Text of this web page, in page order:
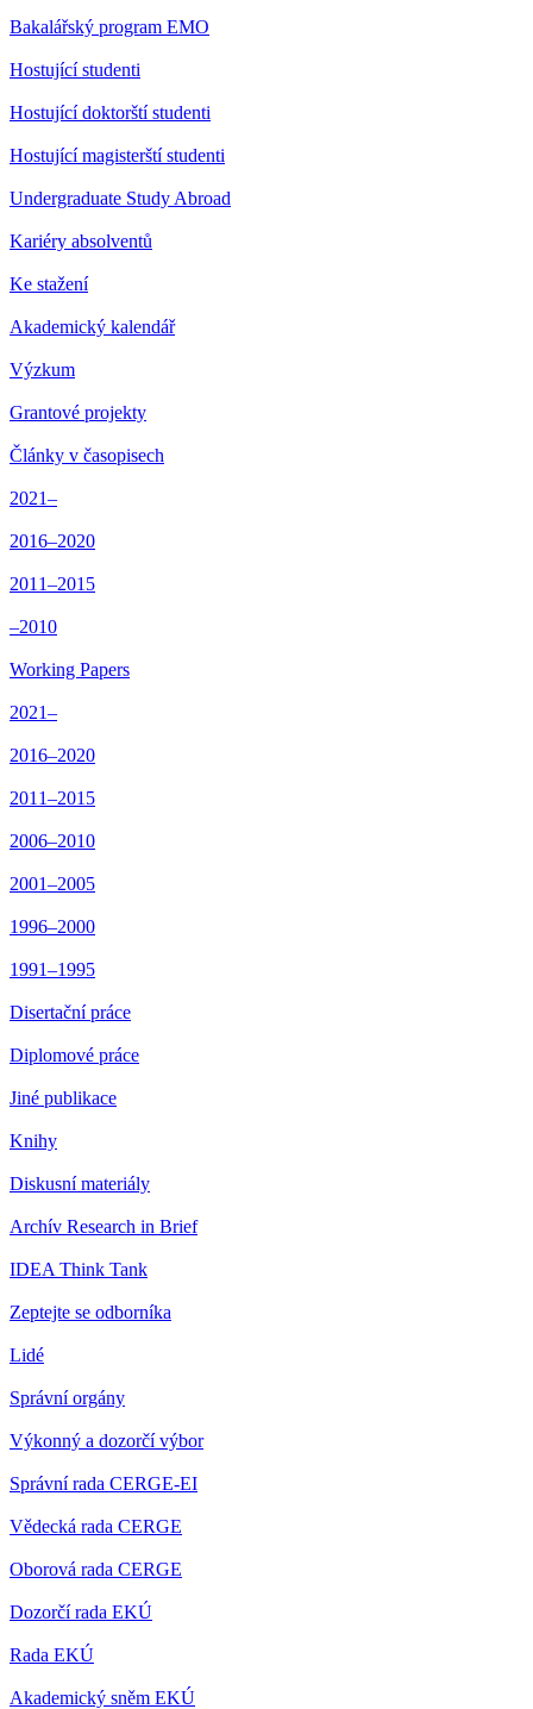
Bakalářský program EMO
Hostující studenti
Hostující doktorští studenti
Hostující magisterští studenti
Undergraduate Study Abroad
Kariéry absolventů
Ke stažení
Akademický kalendář
Výzkum
Grantové projekty
Články v časopisech
2021–
2016–2020
2011–2015
–2010
Working Papers
2021–
2016–2020
2011–2015
2006–2010
2001–2005
1996–2000
1991–1995
Disertační práce
Diplomové práce
Jiné publikace
Knihy
Diskusní materiály
Archív Research in Brief
IDEA Think Tank
Zeptejte se odborníka
Lidé
Správní orgány
Výkonný a dozorčí výbor
Správní rada CERGE-EI
Vědecká rada CERGE
Oborová rada CERGE
Dozorčí rada EKÚ
Rada EKÚ
Akademický sněm EKÚ